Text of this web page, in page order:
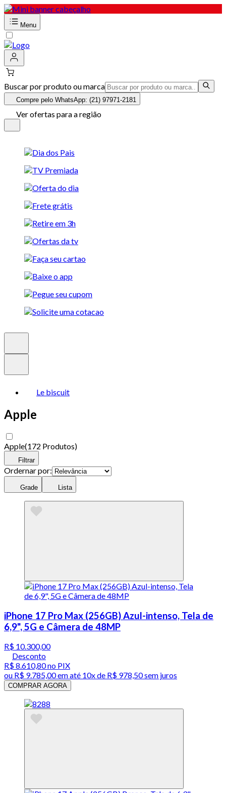
Menu
Buscar por produto ou marca
Compre pelo WhatsApp: (21) 97971-2181
Ver ofertas para a região
Le biscuit
Apple
Apple(172 Produtos)
Filtrar
Ordernar por:
Grade Lista
iPhone 17 Pro Max (256GB) Azul-intenso, Tela de
6,9", 5G e Câmera de 48MP
R$ 10.300,00
Desconto
R$ 8.610,80no PIX
ou R$ 9.785,00em até 10x de R$ 978,50 sem juros
COMPRAR AGORA